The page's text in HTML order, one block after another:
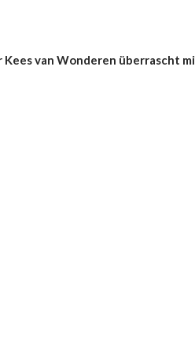
Kees van Wonderen überrascht